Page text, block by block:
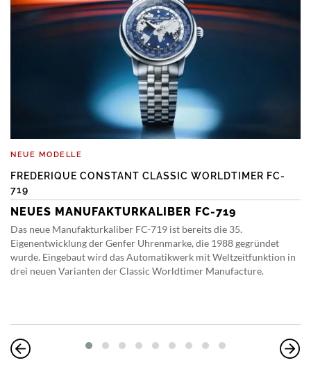
NEUE MODELLE
FREDERIQUE CONSTANT CLASSIC WORLDTIMER FC-
719
NEUES MANUFAKTURKALIBER FC-719
Das neue Manufakturkaliber FC-719 ist bereits die 35.
Eigenentwicklung der Genfer Uhrenmarke, die 1988 gegründet
wurde. Eingebaut wird das Automatikwerk mit Weltzeitfunktion in
drei neuen Varianten der Classic Worldtimer Manufacture.